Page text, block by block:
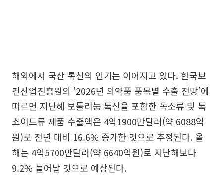
해외에서 국산 톡신의 인기는 이어지고 있다. 한국보
건산업진흥원의 ‘2026년 의약품 품목별 수출 전망’에
따르면 지난해 보툴리눔 톡신을 포함한 독소류 및 톡
소이드류 제품 수출액은 4억1900만달러(약 6088억
원)로 전년 대비 16.6% 증가한 것으로 추정된다. 올
해는 4억5700만달러(약 6640억원)로 지난해보다
9.2% 늘어날 것으로 예상된다.